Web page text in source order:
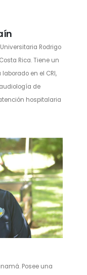
Rodrigo
Rica. Tiene un
en el CRI,
de
hospitalaria
Posee una